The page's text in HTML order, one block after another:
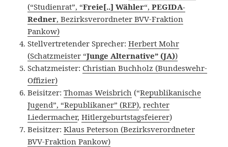
(“Studienrat”, “Freie[..] Wähler“,PEGIDA-
Redner, Bezirksverordneter BVV-Fraktion
Pankow)
Stellvertretender Sprecher:Herbert Mohr
(Schatzmeister “Junge Alternative” (JA))
Schatzmeister: Christian Buchholz (Bundeswehr-
Offizier)
Beisitzer:Thomas Weisbrich (“Republikanische
Jugend”, “Republikaner” (REP),rechter
Liedermacher,Hitlergeburtstagsfeierer)
Beisitzer:Klaus Peterson (Bezirksverordneter
BVV-Fraktion Pankow)